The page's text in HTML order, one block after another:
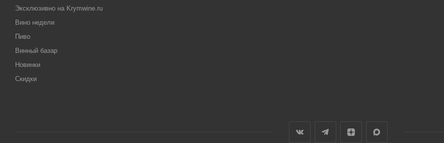
Эксклюзивно на Krymwine.ru
Вино недели
Пиво
Винный базар
Новинки
Скидки